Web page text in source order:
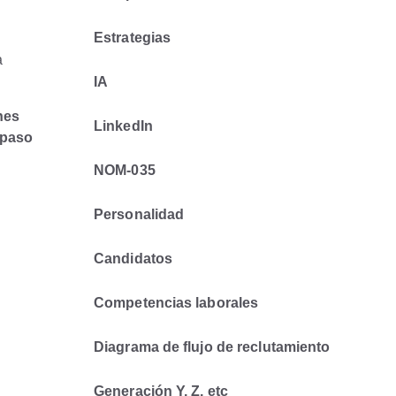
Estrategias
IA
LinkedIn
NOM-035
Personalidad
Candidatos
Competencias laborales
Diagrama de flujo de reclutamiento
Generación Y, Z, etc